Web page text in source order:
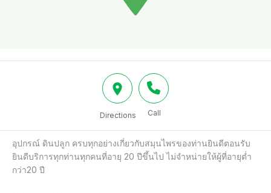
Directions Call
อุปกรณ์ ดินปลูก ครบทุกอย่างเกี่ยวกับสมุนไพรของท่านยินดีตอนรับ
ยินดีบริการทุกท่านทุกคนที่อายุ 20 ปีขึ้นไป ไม่จำหน่ายให้ผู้ที่อายุต่ำ
กว่า20 ปี